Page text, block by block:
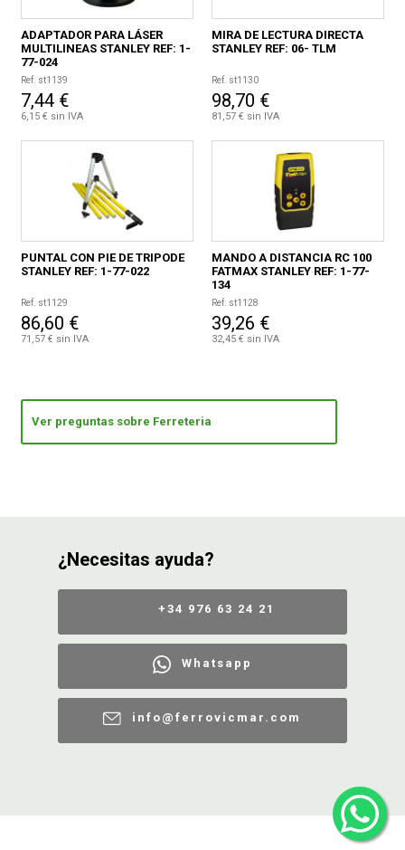
ADAPTADOR PARA LÁSER
MULTILINEAS STANLEY REF: 1-
77-024
Ref. st1139
7,44 €
6,15 € sin IVA
MIRA DE LECTURA DIRECTA
STANLEY REF: 06- TLM
Ref. st1130
98,70 €
81,57 € sin IVA
PUNTAL CON PIE DE TRIPODE
STANLEY REF: 1-77-022
Ref. st1129
86,60 €
71,57 € sin IVA
MANDO A DISTANCIA RC 100
FATMAX STANLEY REF: 1-77-
134
Ref. st1128
39,26 €
32,45 € sin IVA
Ver preguntas sobre Ferreteria
¿Necesitas ayuda?
+34 976 63 24 21
Whatsapp
info@ferrovicmar.com